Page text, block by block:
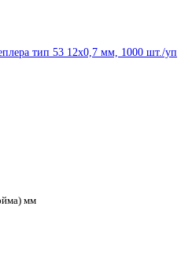
тип 53 12x0,7 мм, 1000 шт./уп
мм